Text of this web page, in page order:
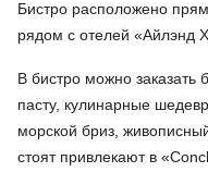
Бистро расположено
рядом с отелей «Айлэнд
В бистро можно заказать
пасту, кулинарные
морской бриз,
стоят привлекают в